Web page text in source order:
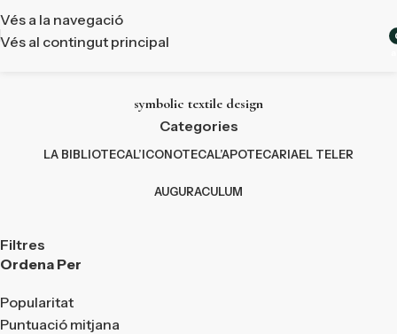
Vés a la navegació
Vés al contingut principal
symbolic textile design
Categories
LA BIBLIOTECAL’ICONOTECAL’APOTECARIAEL TELER
AUGURACULUM
Filtres
Ordena Per
Popularitat
Puntuació mitjana